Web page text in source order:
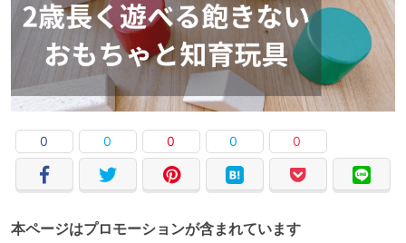
0 0 0 0 0
本ページはプロモーションが含まれています